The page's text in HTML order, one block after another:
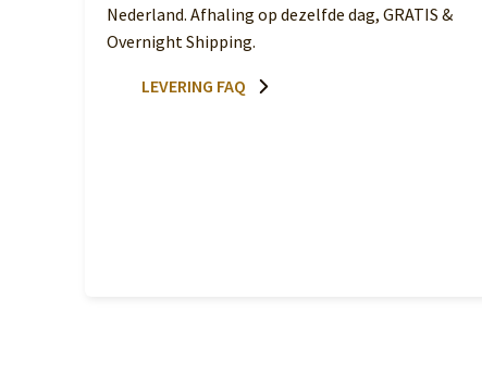
Nederland. Afhaling op dezelfde dag, GRATIS &
Overnight Shipping.
LEVERING FAQ